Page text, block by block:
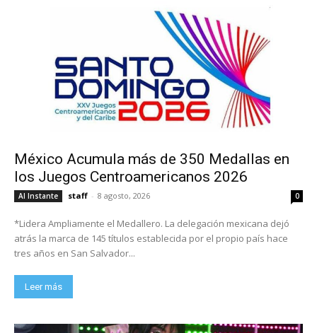
México Acumula más de 350 Medallas en
los Juegos Centroamericanos 2026
Al Instante staff - 8 agosto, 2026 0
*Lidera Ampliamente el Medallero. La delegación mexicana dejó
atrás la marca de 145 títulos establecida por el propio país hace
tres años en San Salvador...
Leer más